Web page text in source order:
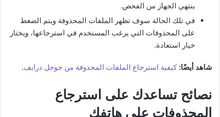
ينتهي الجهاز من الفحص.
في تلك الحالة سوف تظهر الملفات المحذوفة ويتم الضغط
على المحذوفات التي يرغب المستخدم في استرجاعها، ويختار
خيار استعادة.
شاهد أيضًا: كيفية استرجاع الملفات المحذوفة من جوجل درايف.
نصائح تساعدك على استرجاع
المحذوفات على هاتفك